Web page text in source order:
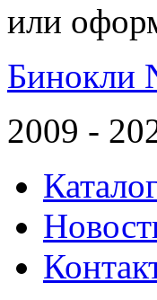
или
Бинокли
2009 -